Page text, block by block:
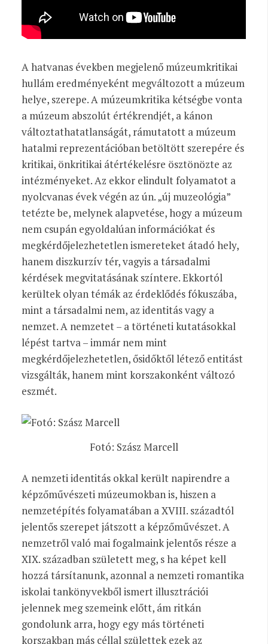
A hatvanas években megjelenő múzeumkritikai
hullám eredményeként megváltozott a múzeum
helye, szerepe. A múzeumkritika kétségbe vonta
a múzeum abszolút értékrendjét, a kánon
változtathatatlanságát, rámutatott a múzeum
hatalmi reprezentációban betöltött szerepére és
kritikai, önkritikai átértékelésre ösztönözte az
intézményeket. Az ekkor elindult folyamatot a
nyolcvanas évek végén az ún. „új muzeológia”
tetézte be, melynek alapvetése, hogy a múzeum
nem csupán egyoldalúan információkat és
megkérdőjelezhetetlen ismereteket átadó hely,
hanem diszkurzív tér, vagyis a társadalmi
kérdések megvitatásának színtere. Ekkortól
kerültek olyan témák az érdeklődés fókuszába,
mint a társadalmi nem, az identitás vagy a
nemzet. A nemzetet – a történeti kutatásokkal
lépést tartva – immár nem mint
megkérdőjelezhetetlen, ősidőktől létező entitást
vizsgálták, hanem mint korszakonként változó
eszmét.
Fotó: Szász Marcell
A nemzeti identitás okkal került napirendre a
képzőművészeti múzeumokban is, hiszen a
nemzetépítés folyamatában a XVIII. századtól
jelentős szerepet játszott a képzőművészet. A
nemzetről való mai fogalmaink jelentős része a
XIX. században született meg, s ha képet kell
hozzá társítanunk, azonnal a nemzeti romantika
iskolai tankönyvekből ismert illusztrációi
jelennek meg szemeink előtt, ám ritkán
gondolunk arra, hogy egy más történeti
korszakban más céllal születtek ezek az